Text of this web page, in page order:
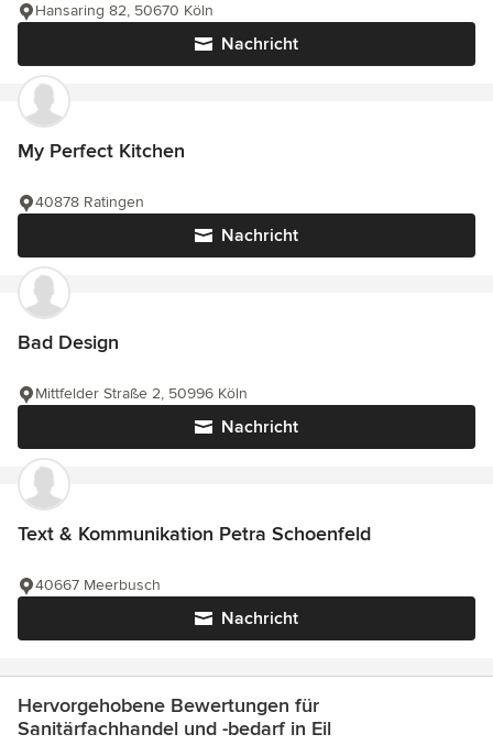
Nachricht
Hansaring 82, 50670 Köln
My Perfect Kitchen
Nachricht
40878 Ratingen
Bad Design
Nachricht
Mittfelder Straße 2, 50996 Köln
Text & Kommunikation Petra Schoenfeld
Nachricht
40667 Meerbusch
Hervorgehobene Bewertungen für
Sanitärfachhandel und -bedarf in Eil